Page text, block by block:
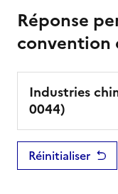
Réponse
convention
Industries
0044)
Réinitialiser